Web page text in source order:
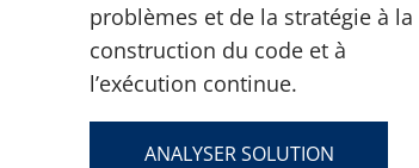
problèmes et de la stratégie à la
construction du code et à
l’exécution continue.
ANALYSER SOLUTION